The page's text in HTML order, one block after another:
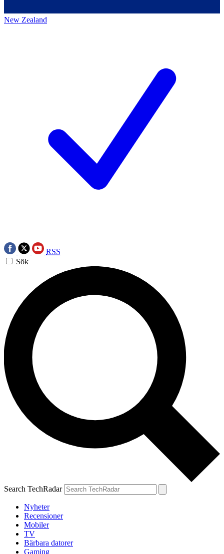
New Zealand
RSS
Sök
Search TechRadar
Nyheter
Recensioner
Mobiler
TV
Bärbara datorer
Gaming